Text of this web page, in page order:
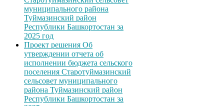
муниципального района
Туймазинский район
Республики Башкортостан за
2025 год
Проект решения Об
утверждении отчета об
исполнении бюджета сельского
поселения Старотуймазинский
сельсовет муниципального
района Туймазинский район
Республики Башкортостан за